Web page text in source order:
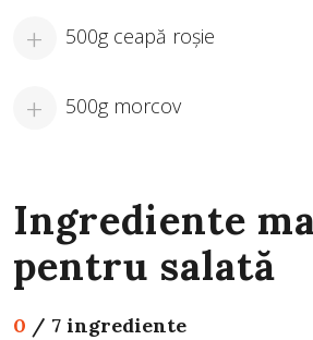
500g ceapă roșie
500g morcov
Ingrediente
pentru salată
0 / 7 ingrediente